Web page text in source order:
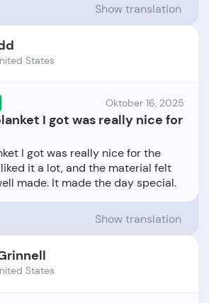
Show translation
States
Oktober 16, 2025
I got was really nice for
I got was really nice for the
it a lot, and the material felt
Show translation
States